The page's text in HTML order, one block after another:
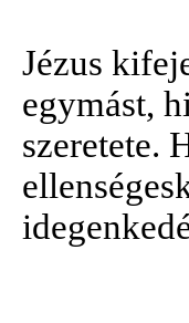
Jézus
egymást,
szeretete.